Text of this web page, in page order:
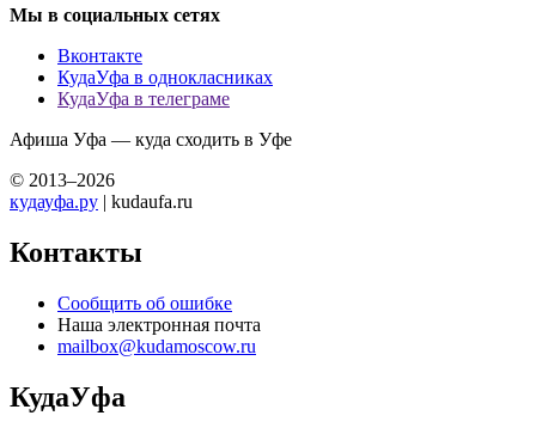
Мы в социальных сетях
Вконтакте
КудаУфа в однокласниках
КудаУфа в телеграме
Афиша Уфа — куда сходить в Уфе
© 2013–2026
кудауфа.ру | kudaufa.ru
Контакты
Сообщить об ошибке
Наша электронная почта
mailbox@kudamoscow.ru
КудаУфа